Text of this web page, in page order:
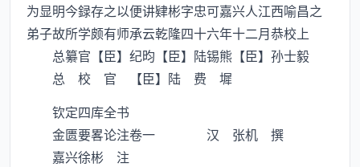
为显明今録存之以便讲肄彬字忠可嘉兴人江西喻昌之
弟子故所学颇有师承云乾隆四十六年十二月恭校上
总纂官【臣】纪昀【臣】陆锡熊【臣】孙士毅
总 校 官 【臣】陆 费 墀
钦定四库全书
金匮要畧论注卷一 汉 张机 撰
嘉兴徐彬 注